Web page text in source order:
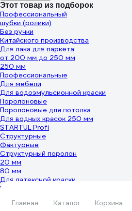
Главная Каталог Корзина
Этот товар из подборок
Профессиональный
шубки (ролики)
Без ручки
Китайского производства
Для лака для паркета
от 200 мм до 250 мм
250 мм
Профессиональные
Для мебели
Для водоэмульсионной краски
Поролоновые
Поролоновые для потолка
Для водных красок 250 мм
STARTUL Profi
Структурные
Фактурные
Структурный поролон
20 мм
80 мм
Для латексной краски
Поролон 250мм
С ограничителем